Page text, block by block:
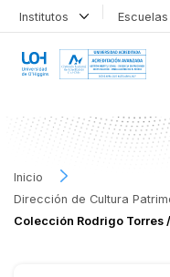
Institutos Escuelas
Inicio
Dirección de Cultura
Colección Rodrigo Torres